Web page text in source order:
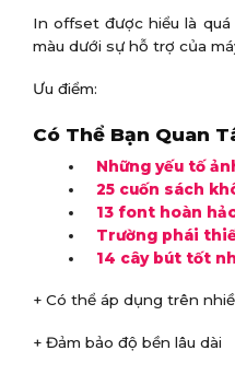
In offset được hiểu là
màu dưới sự hỗ trợ của
Ưu điểm:
Có Thể Bạn Quan
Những yếu tố
25 cuốn sách
13 font hoàn
Trường phái
14 cây bút tốt
+ Có thể áp dụng trên
+ Đảm bảo độ bền lâu dài